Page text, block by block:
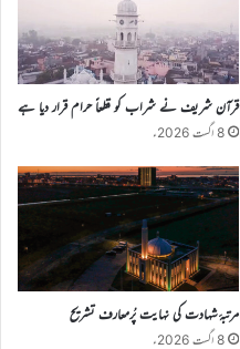
قرآن شریف نے شراب کو قطعاً حرام قرار دیا ہے
8 اگست 2026ء
مرتبۂ شہادت کی نہایت پُرمعارف تشریح
8 اگست 2026ء